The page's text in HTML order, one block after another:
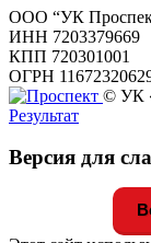
ООО “УК
ИНН 7203379669
КПП 720301001
ОГРН
© УК
Результат
Версия для